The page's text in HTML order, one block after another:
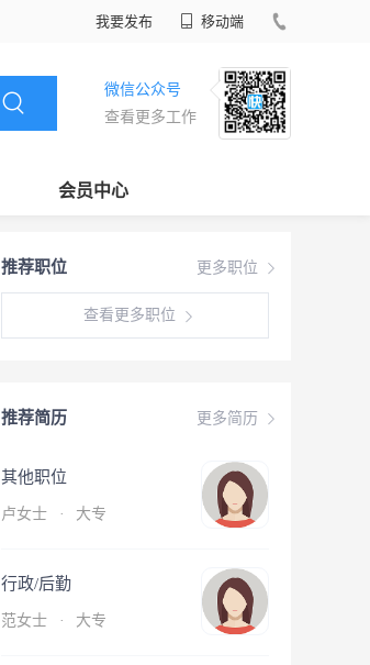
我要发布 移动端
微信公众号
查看更多工作
会员中心
更多职位
推荐职位
查看更多职位
更多简历
推荐简历
其他职位
卢女士 · 大专
行政/后勤
范女士 · 大专